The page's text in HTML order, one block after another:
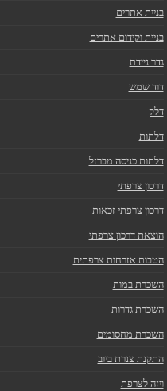
בניית אתרים
בניית וקידום אתרים
גדר ניידת
דוד שמש
דלק
דלתות
דלתות כניסה מברזל
דרכון צרפתי
דרכון צרפתי זכאות
הוצאת דרכון צרפתי
הטבות אזרחות צרפתית
השכרת במות
השכרת גדרות
השכרת מחסומים
התקנת צנרת ביוב
ויזה לצרפת